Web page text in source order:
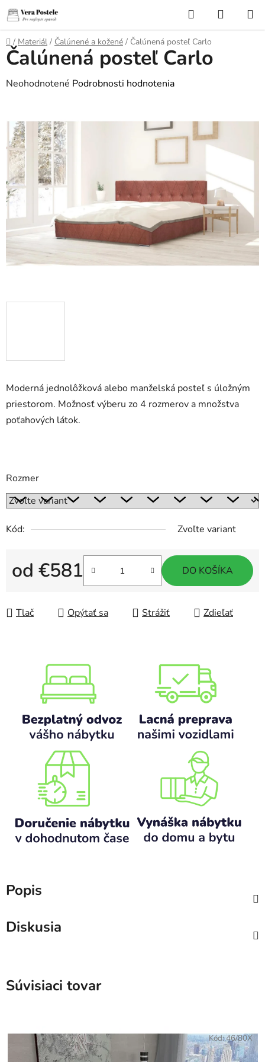
Prejsť
na
obsah
Hľadať
KOŠÍK
Domov
/ Materiál / Čalúnené a kožené / Čalúnená posteľ Carlo
Moderná jednolôžková alebo manželská posteľ s úložným
priestorom. Možnosť výberu zo 4 rozmerov a množstva
poťahových látok.
Rozmer
Kód: Zvoľte variant
od €581 DO KOŠÍKA
Tlač Opýtať sa Strážiť Zdieľať
Čalúnená posteľ Carlo
Priemerné
0,0
z
5
hviezdičiek.
Neohodnotené Podrobnosti hodnotenia
Popis
Diskusia
Súvisiaci tovar
Kód:46/80X